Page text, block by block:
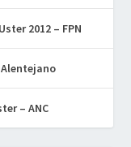
2012 – FPN
– ANC